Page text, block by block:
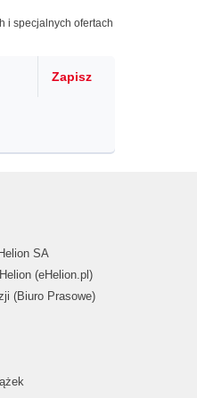
i specjalnych ofertach
Zapisz
SA
(eHelion.pl)
(Biuro Prasowe)